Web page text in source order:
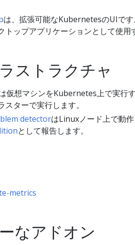
は、拡張可能なKubernetesのUIで
トップアプリケーションとして使用
ストラクチャ
仮想マシンをKubernetes上で実行
スターで実行します。
detectorはLinuxノード上で動
として報告します。
metrics
なアドオン